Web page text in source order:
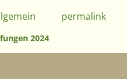
permalink
2024